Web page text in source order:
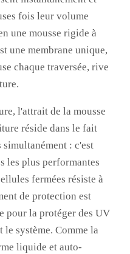
fois leur volume
une mousse rigide à
une membrane unique,
chaque traversée, rive
l'attrait de la mousse
réside dans le fait
: c'est
les plus performantes
fermées résiste à
de protection est
pour la protéger des UV
le système. Comme la
liquide et auto-